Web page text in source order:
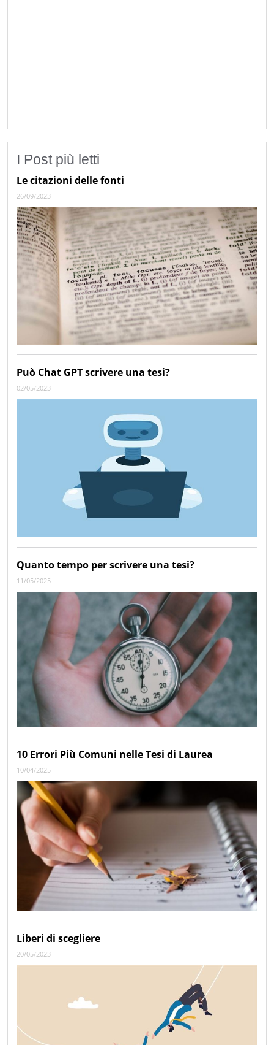
I Post più letti
Le citazioni delle fonti
26/09/2023
Può Chat GPT scrivere una tesi?
02/05/2023
Quanto tempo per scrivere una tesi?
11/05/2025
10 Errori Più Comuni nelle Tesi di Laurea
10/04/2025
Liberi di scegliere
20/05/2023